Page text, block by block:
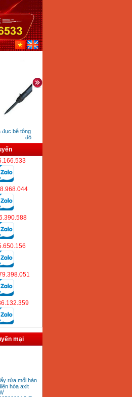
bê tông Khai sơn G10
đỏ
mại
hóa axit